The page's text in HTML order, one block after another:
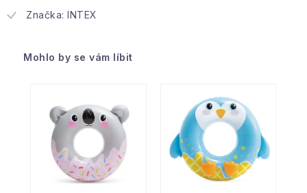
Značka: INTEX
Mohlo by se vám líbit